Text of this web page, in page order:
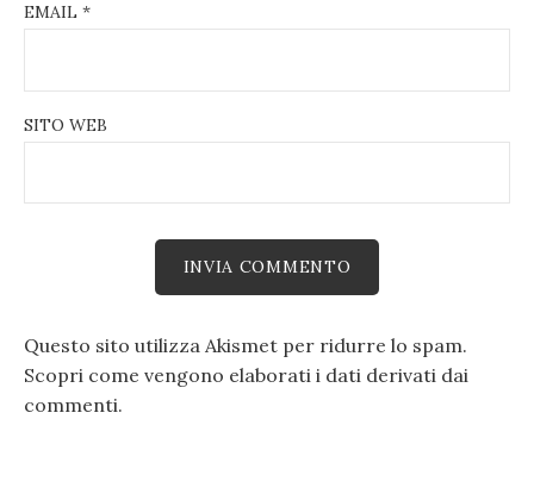
EMAIL *
SITO WEB
Questo sito utilizza Akismet per ridurre lo spam.
Scopri come vengono elaborati i dati derivati dai
commenti.